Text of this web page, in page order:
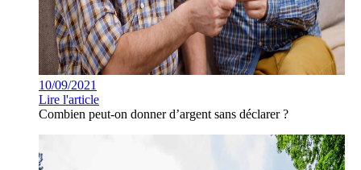
10/09/2021
Lire l'article
Combien peut-on donner d’argent sans déclarer ?